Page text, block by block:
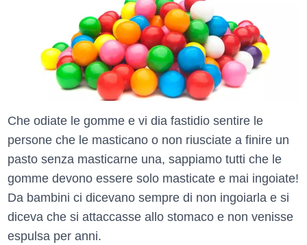
Che odiate le gomme e vi dia fastidio sentire le
persone che le masticano o non riusciate a finire un
pasto senza masticarne una, sappiamo tutti che le
gomme devono essere solo masticate e mai ingoiate!
Da bambini ci dicevano sempre di non ingoiarla e si
diceva che si attaccasse allo stomaco e non venisse
espulsa per anni.